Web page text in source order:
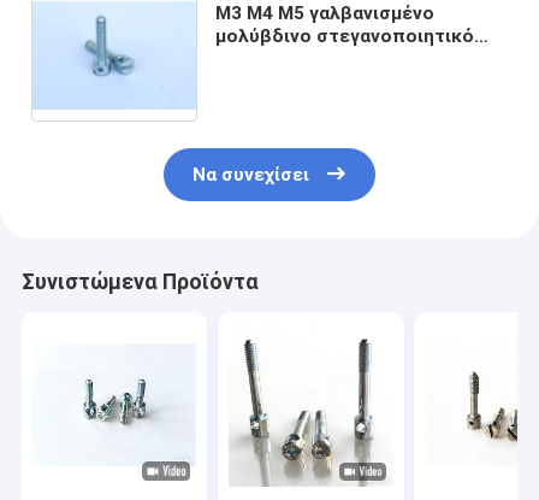
M3 M4 M5 γαλβανισμένο
μολύβδινο στεγανοποιητικό
Να συνεχίσει
Συνιστώμενα Προϊόντα